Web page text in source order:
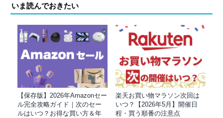
いま読んでおきたい
【保存版】2026年Amazonセー
ル完全攻略ガイド｜次のセー
ルはいつ？お得な買い方＆年
楽天お買い物マラソン次回は
いつ？【2026年5月】開催日
程・買う順番の注意点